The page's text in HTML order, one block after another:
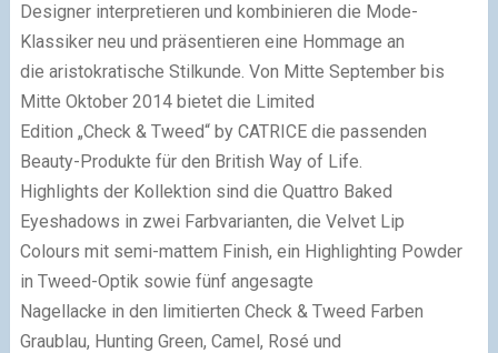
Designer interpretieren und kombinieren die Mode-
Klassiker neu und präsentieren eine Hommage an
die aristokratische Stilkunde. Von Mitte September bis
Mitte Oktober 2014 bietet die Limited
Edition „Check & Tweed“ by CATRICE die passenden
Beauty-Produkte für den British Way of Life.
Highlights der Kollektion sind die Quattro Baked
Eyeshadows in zwei Farbvarianten, die Velvet Lip
Colours mit semi-mattem Finish, ein Highlighting Powder
in Tweed-Optik sowie fünf angesagte
Nagellacke in den limitierten Check & Tweed Farben
Graublau, Hunting Green, Camel, Rosé und